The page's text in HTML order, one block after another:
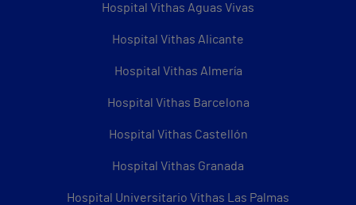
Hospital Vithas Aguas Vivas
Hospital Vithas Alicante
Hospital Vithas Almería
Hospital Vithas Barcelona
Hospital Vithas Castellón
Hospital Vithas Granada
Hospital Universitario Vithas Las Palmas